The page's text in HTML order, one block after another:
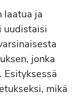
laatua ja
uudistaisi
jonka
Esityksessä
mikä